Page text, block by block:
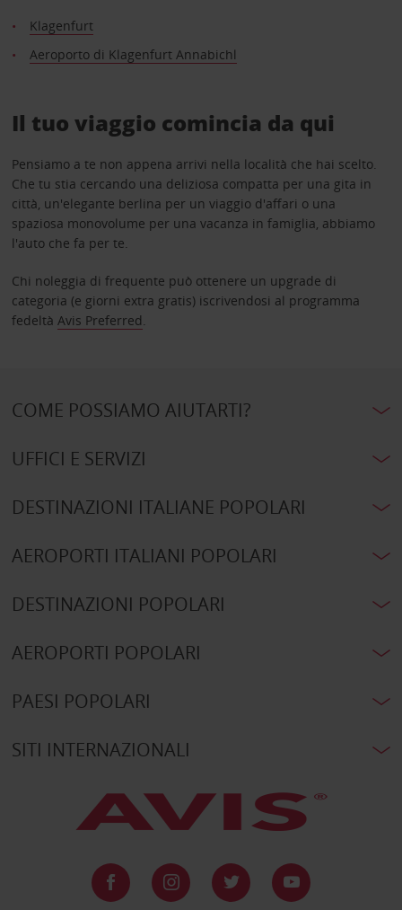
Klagenfurt
Aeroporto di Klagenfurt Annabichl
Il tuo viaggio comincia da qui
Pensiamo a te non appena arrivi nella località che hai scelto.
Che tu stia cercando una deliziosa compatta per una gita in
città, un'elegante berlina per un viaggio d'affari o una
spaziosa monovolume per una vacanza in famiglia, abbiamo
l'auto che fa per te.
Chi noleggia di frequente può ottenere un upgrade di
categoria (e giorni extra gratis) iscrivendosi al programma
fedeltà Avis Preferred.
COME POSSIAMO AIUTARTI?
UFFICI E SERVIZI
DESTINAZIONI ITALIANE POPOLARI
AEROPORTI ITALIANI POPOLARI
DESTINAZIONI POPOLARI
AEROPORTI POPOLARI
PAESI POPOLARI
SITI INTERNAZIONALI